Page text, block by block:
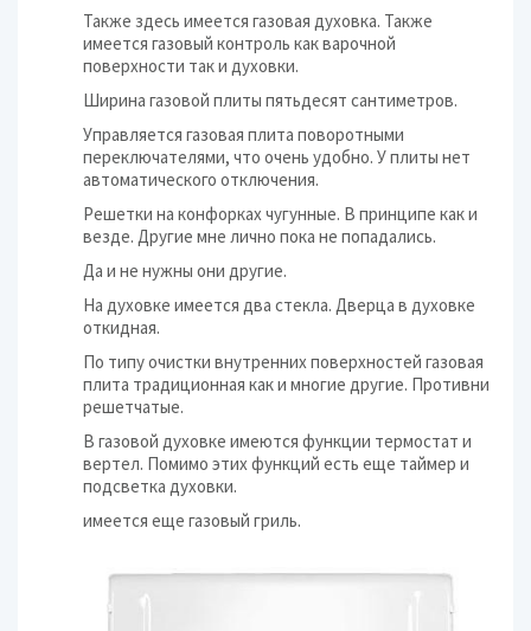
Также здесь имеется газовая духовка. Также
имеется газовый контроль как варочной
поверхности так и духовки.
Ширина газовой плиты пятьдесят сантиметров.
Управляется газовая плита поворотными
переключателями, что очень удобно. У плиты нет
автоматического отключения.
Решетки на конфорках чугунные. В принципе как и
везде. Другие мне лично пока не попадались.
Да и не нужны они другие.
На духовке имеется два стекла. Дверца в духовке
откидная.
По типу очистки внутренних поверхностей газовая
плита традиционная как и многие другие. Противни
решетчатые.
В газовой духовке имеются функции термостат и
вертел. Помимо этих функций есть еще таймер и
подсветка духовки.
имеется еще газовый гриль.